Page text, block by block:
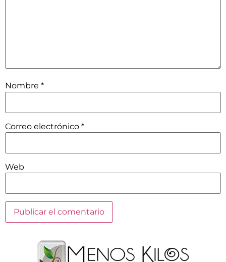
Nombre *
Correo electrónico *
Web